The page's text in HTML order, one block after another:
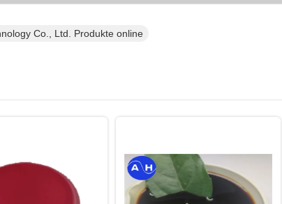
Co., Ltd. Produkte online